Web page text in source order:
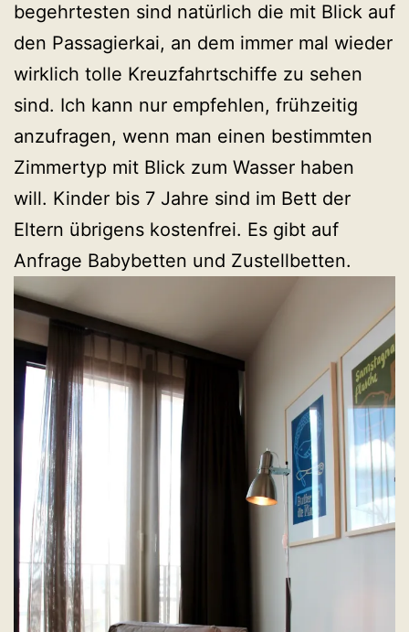
begehrtesten sind natürlich die mit Blick auf
den Passagierkai, an dem immer mal wieder
wirklich tolle Kreuzfahrtschiffe zu sehen
sind. Ich kann nur empfehlen, frühzeitig
anzufragen, wenn man einen bestimmten
Zimmertyp mit Blick zum Wasser haben
will. Kinder bis 7 Jahre sind im Bett der
Eltern übrigens kostenfrei. Es gibt auf
Anfrage Babybetten und Zustellbetten.